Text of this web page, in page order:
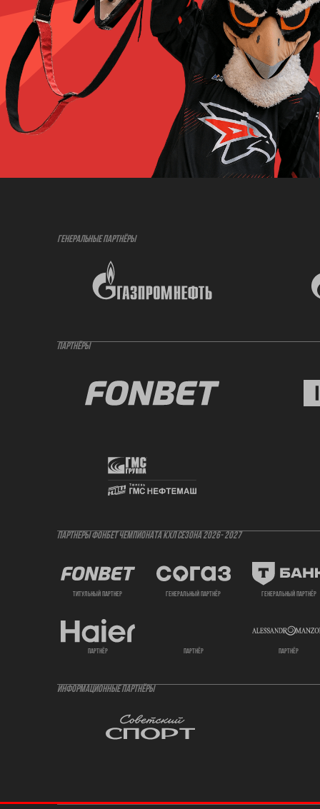
ГЕНЕРАЛЬНЫЕ ПАРТНЁРЫ
ПАРТНЁРЫ
ПАРТНЕРЫ ФОНБЕТ ЧЕМПИОНАТА КХЛ СЕЗОНА 2026- 2027
титульный партнер генеральный партнёр генеральный партнёр
партнёр партнёр партнёр
ИНФОРМАЦИОННЫЕ ПАРТНЁРЫ